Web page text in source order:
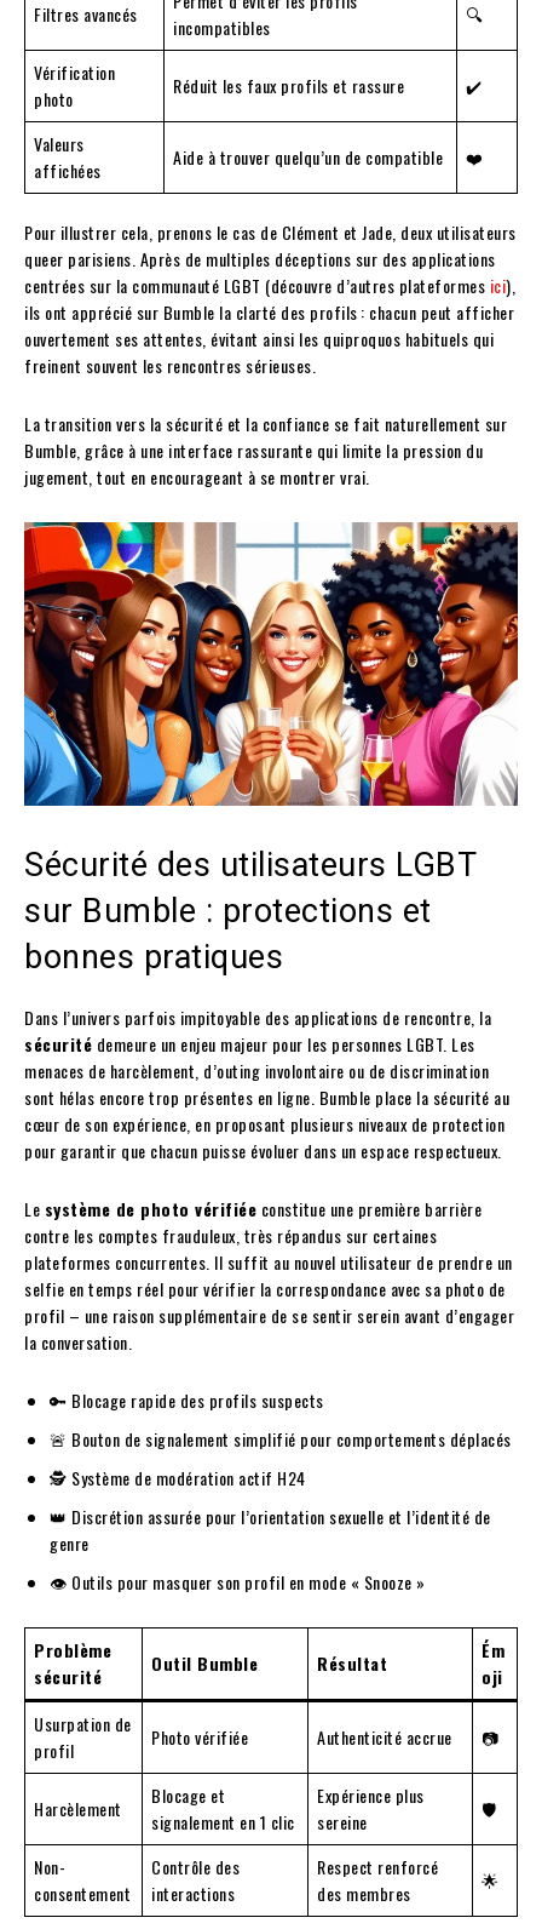
Filtres avancés
incompatibles
🔍
Vérification
photo
Réduit les faux profils et rassure ✔️
Valeurs
affichées
Aide à trouver quelqu’un de compatible ❤️
Pour illustrer cela, prenons le cas de Clément et Jade, deux utilisateurs
queer parisiens. Après de multiples déceptions sur des applications
centrées sur la communauté LGBT (découvre d’autres plateformes ici),
ils ont apprécié sur Bumble la clarté des profils : chacun peut afficher
ouvertement ses attentes, évitant ainsi les quiproquos habituels qui
freinent souvent les rencontres sérieuses.
La transition vers la sécurité et la confiance se fait naturellement sur
Bumble, grâce à une interface rassurante qui limite la pression du
jugement, tout en encourageant à se montrer vrai.
Sécurité des utilisateurs LGBT
sur Bumble : protections et
bonnes pratiques
Dans l’univers parfois impitoyable des applications de rencontre, la
sécurité demeure un enjeu majeur pour les personnes LGBT. Les
menaces de harcèlement, d’outing involontaire ou de discrimination
sont hélas encore trop présentes en ligne. Bumble place la sécurité au
cœur de son expérience, en proposant plusieurs niveaux de protection
pour garantir que chacun puisse évoluer dans un espace respectueux.
Le système de photo vérifiée constitue une première barrière
contre les comptes frauduleux, très répandus sur certaines
plateformes concurrentes. Il suffit au nouvel utilisateur de prendre un
selfie en temps réel pour vérifier la correspondance avec sa photo de
profil – une raison supplémentaire de se sentir serein avant d’engager
la conversation.
🔑 Blocage rapide des profils suspects
🚨 Bouton de signalement simplifié pour comportements déplacés
🕵️ Système de modération actif H24
👑 Discrétion assurée pour l’orientation sexuelle et l’identité de
genre
👁️ Outils pour masquer son profil en mode « Snooze »
Problème
sécurité
Outil Bumble Résultat
Ém
oji
Usurpation de
profil
Photo vérifiée Authenticité accrue 📷
Harcèlement
Blocage et
signalement en 1 clic
Expérience plus
sereine
🛡️
Non-
consentement
Contrôle des
interactions
Respect renforcé
des membres
🌟